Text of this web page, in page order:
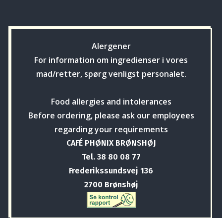
Alergener
For information om ingredienser i vores
mad/retter, spørg venligst personalet.
Food allergies and intolerances
Before ordering, please ask our employees
regarding your requirements
CAFÉ PHØNIX BRØNSHØJ
Tel. 38 80 08 77
Frederikssundsvej 136
2700 Brønshøj